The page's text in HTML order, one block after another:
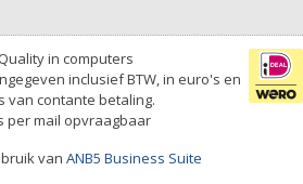
in computers
inclusief BTW, in euro's en
van contante betaling.
per mail opvraagbaar
van ANB5 Business Suite